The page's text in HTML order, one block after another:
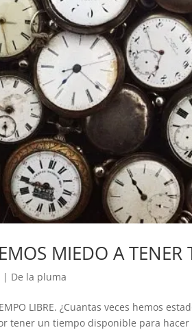
MIEDO A TENER
| De la pluma
LIBRE. ¿Cuantas veces hemos
tener un tiempo disponible para